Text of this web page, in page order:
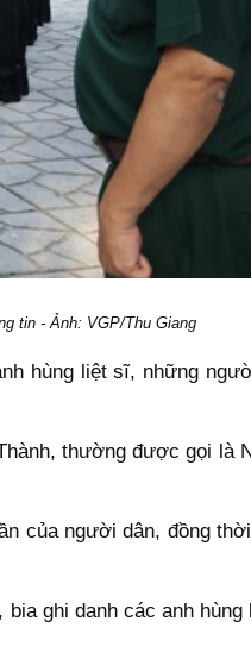
tin - Ảnh: VGP/Thu Giang
hùng liệt sĩ, những
thường được gọi là
của người dân, đồng
ghi danh các anh